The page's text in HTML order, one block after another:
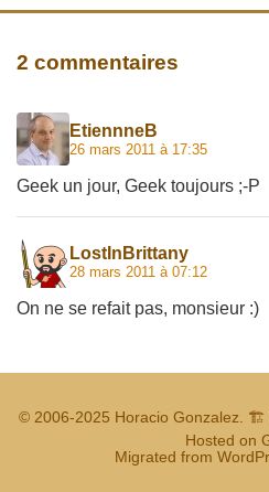
2 commentaires
EtiennneB
26 mars 2011 à 17:35
Geek un jour, Geek toujours ;-P
LostInBrittany
28 mars 2011 à 07:12
On ne se refait pas, monsieur :)
© 2006-2025 Horacio Gonzalez. 🏗️
Hosted on
Migrated from